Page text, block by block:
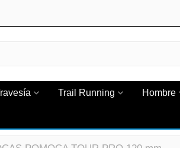
Trail Running Hombre